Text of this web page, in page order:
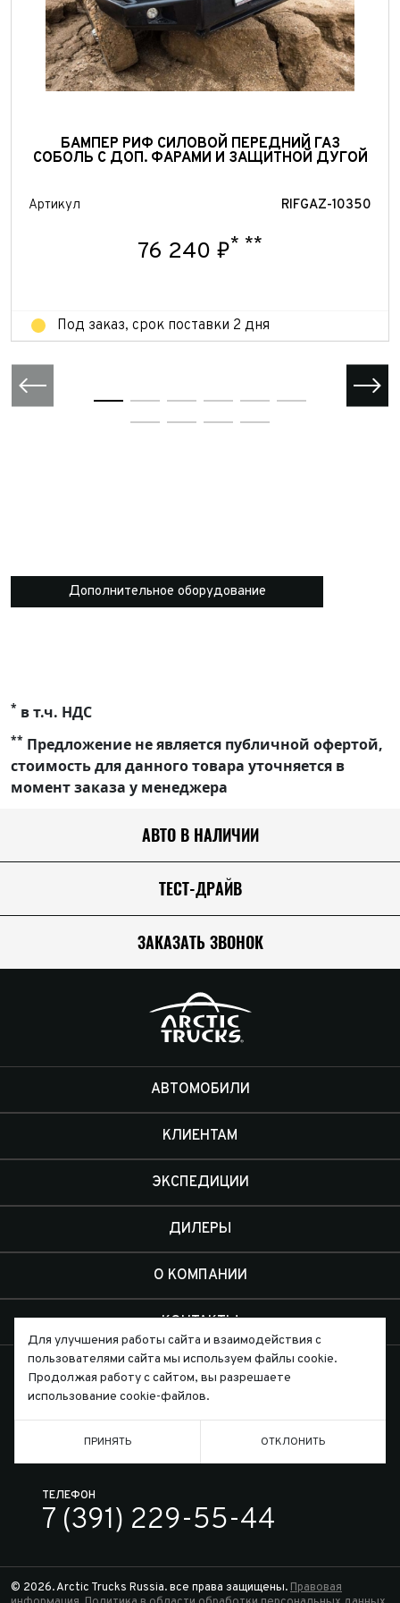
БАМПЕР РИФ СИЛОВОЙ ПЕРЕДНИЙ ГАЗ
СОБОЛЬ С ДОП. ФАРАМИ И ЗАЩИТНОЙ ДУГОЙ
Артикул RIFGAZ-10350
76 240 ₽* **
Под заказ, срок поставки 2 дня
Дополнительное оборудование
* в т.ч. НДС
** Предложение не является публичной офертой,
стоимость для данного товара уточняется в
момент заказа у менеджера
АВТО В НАЛИЧИИ
ТЕСТ-ДРАЙВ
ЗАКАЗАТЬ ЗВОНОК
АВТОМОБИЛИ
КЛИЕНТАМ
ЭКСПЕДИЦИИ
ДИЛЕРЫ
О КОМПАНИИ
КОНТАКТЫ
ТЕЛЕФОН
7 (391) 229-55-44
© 2026. Arctic Trucks Russia. все права защищены. Правовая
Для улучшения работы сайта и взаимодействия с
пользователями сайта мы используем файлы cookie.
Продолжая работу с сайтом, вы разрешаете
использование cookie-файлов.
ПРИНЯТЬ ОТКЛОНИТЬ